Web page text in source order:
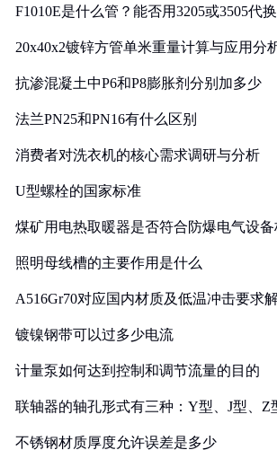
F1010E是什么管？能否用3205或3505代换
20x40x2镀锌方管单米重量计算与应用分
抗渗混凝土中P6和P8膨胀剂分别加多少
法兰PN25和PN16有什么区别
消费者对洗衣机的核心需求调研与分析
U型螺栓的国家标准
煤矿用电热取暖器是否符合防爆电气设
照明母线槽的主要作用是什么
A516Gr70对应国内材质及低温冲击要求
镀镍钢带可以过多少电流
计量泵如何达到控制和调节流量的目的
联轴器的轴孔形式有三种：Y型、J型、Z
不锈钢材质厚度允许误差是多少